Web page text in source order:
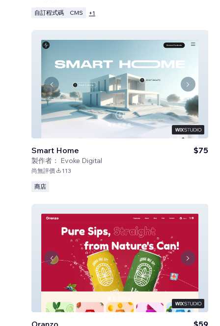
自訂程式碼 CMS +1
Smart Home
製作者： Evoke Digital
$75
尚無評價 113
商店
Oranzo $59